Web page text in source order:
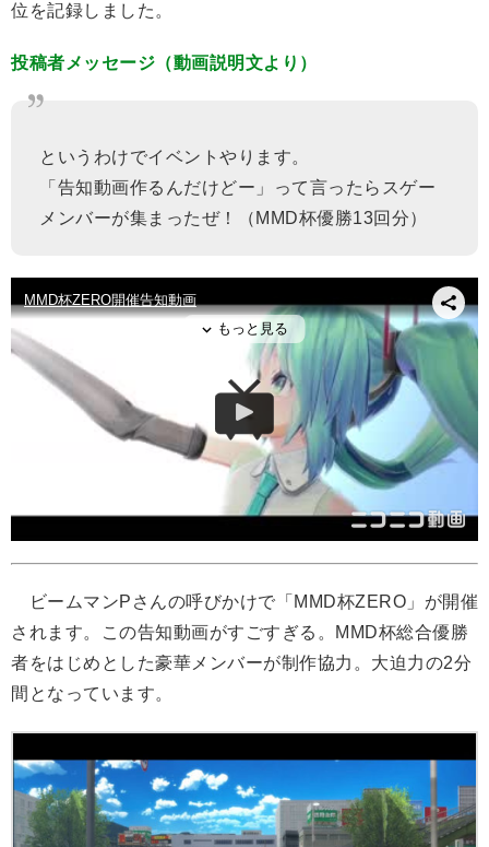
位を記録しました。
投稿者メッセージ（動画説明文より）
というわけでイベントやります。
「告知動画作るんだけどー」って言ったらスゲー
メンバーが集まったぜ！（MMD杯優勝13回分）
ビームマンPさんの呼びかけで「MMD杯ZERO」が開催
されます。この告知動画がすごすぎる。MMD杯総合優勝
者をはじめとした豪華メンバーが制作協力。大迫力の2分
間となっています。